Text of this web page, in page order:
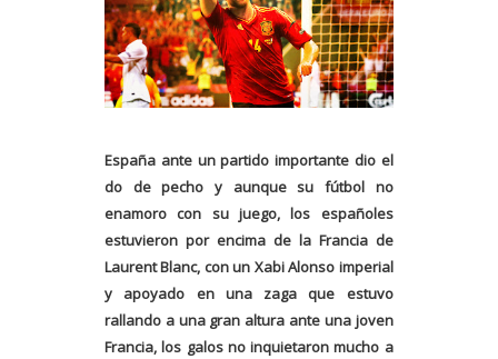
España ante un partido importante dio el
do de pecho y aunque su fútbol no
enamoro con su juego, los españoles
estuvieron por encima de la Francia de
Laurent Blanc, con un Xabi Alonso imperial
y apoyado en una zaga que estuvo
rallando a una gran altura ante una joven
Francia, los galos no inquietaron mucho a